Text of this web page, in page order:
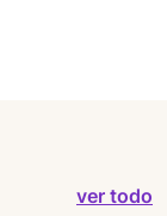
ver todo